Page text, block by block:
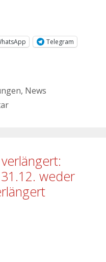
Telegram
, News
weder